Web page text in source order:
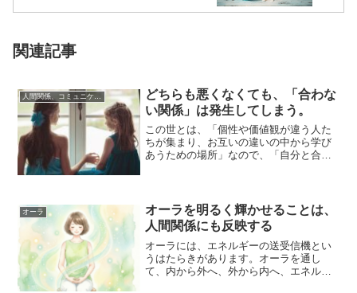
関連記事
どちらも悪くなくても、「合わな
い関係」は発生してしまう。
この世とは、「個性や価値観が違う人た
ちが集まり、お互いの違いの中から学び
あうための場所」なので、「自分と合わ
オーラ
オーラを明るく輝かせることは、
人間関係にも反映する
オーラには、エネルギーの送受信機とい
うはたらきがあります。オーラを通し
て、内から外へ、外から内へ、エネルギ